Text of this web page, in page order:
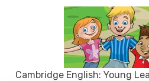
Cambridge English: Young